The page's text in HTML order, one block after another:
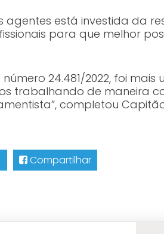
agentes está investida da
para que melhor
24.481/2022, foi
trabalhando de maneira
completou
Compartilhar